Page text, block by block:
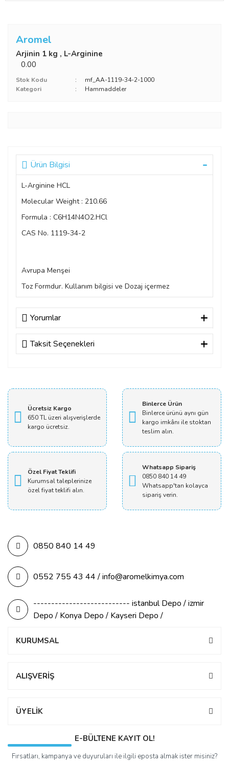
Aromel
Arjinin 1 kg , L-Arginine
0.00
Stok Kodu
mf_AA-1119-34-2-1000
Kategori
Hammaddeler
Ürün Bilgisi
L-Arginine HCL
Molecular Weight : 210.66
Formula : C6H14N4O2.HCl
CAS No. 1119-34-2
Avrupa Menşei
Toz Formdur. Kullanım bilgisi ve Dozaj içermez
Yorumlar
Bu ürüne ilk yorumu siz yapın!
Taksit Seçenekleri
Ücretsiz Kargo
650 TL üzeri alışverişlerde
kargo ücretsiz.
Binlerce Ürün
Binlerce ürünü aynı gün
kargo imkânı ile stoktan
teslim alın.
Özel Fiyat Teklifi
Kurumsal taleplerinize
özel fiyat teklifi alın.
Whatsapp Sipariş
0850 840 14 49
Whatsapp'tan kolayca
sipariş verin.
0850 840 14 49
0552 755 43 44 / info@aromelkimya.com
--------------------------- istanbul Depo / izmir
Depo / Konya Depo / Kayseri Depo /
KURUMSAL
ALIŞVERİŞ
ÜYELİK
E-BÜLTENE KAYIT OL!
Fırsatları, kampanya ve duyuruları ile ilgili eposta almak ister misiniz?